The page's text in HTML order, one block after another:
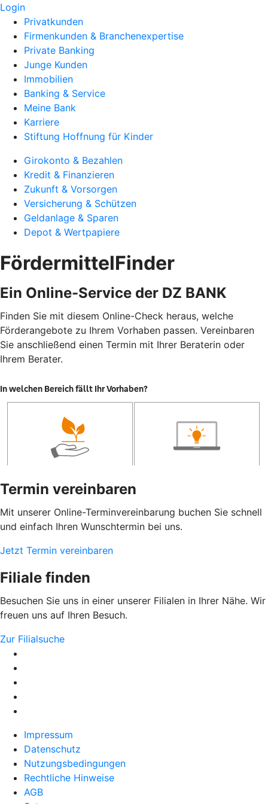
Login
Privatkunden
Firmenkunden & Branchenexpertise
Private Banking
Junge Kunden
Immobilien
Banking & Service
Meine Bank
Karriere
Stiftung Hoffnung für Kinder
Girokonto & Bezahlen
Kredit & Finanzieren
Zukunft & Vorsorgen
Versicherung & Schützen
Geldanlage & Sparen
Depot & Wertpapiere
FördermittelFinder
Ein Online-Service der DZ BANK
Finden Sie mit diesem Online-Check heraus, welche
Förderangebote zu Ihrem Vorhaben passen. Vereinbaren
Sie anschließend einen Termin mit Ihrer Beraterin oder
Ihrem Berater.
Termin vereinbaren
Mit unserer Online-Terminvereinbarung buchen Sie schnell
und einfach Ihren Wunschtermin bei uns.
Jetzt Termin vereinbaren
Filiale finden
Besuchen Sie uns in einer unserer Filialen in Ihrer Nähe. Wir
freuen uns auf Ihren Besuch.
Zur Filialsuche
Impressum
Datenschutz
Nutzungsbedingungen
Rechtliche Hinweise
AGB